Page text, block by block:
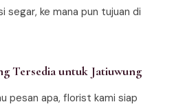
segar, ke mana pun tujuan di
Tersedia untuk Jatiuwung
pesan apa, florist kami siap